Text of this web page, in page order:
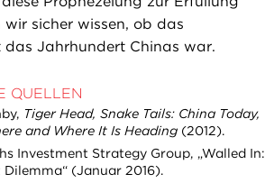
sicher wissen, ob das
das Jahrhundert Chinas war.
QUELLEN
Tiger Head, Snake Tails: China Today,
and Where It Is Heading(2012).
Investment Strategy Group, „Walled In:
Dilemma“ (Januar 2016).